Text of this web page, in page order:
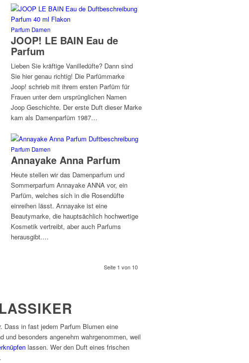
Parfum Damen
JOOP! LE BAIN Eau de
Parfum
Lieben Sie kräftige Vanilledüfte? Dann sind
Sie hier genau richtig! Die Parfümmarke
Joop! schrieb mit ihrem ersten Parfüm für
Frauen unter dem ursprünglichen Namen
Joop Geschichte. Der erste Duft dieser Marke
kam als Damenparfüm 1987…
Parfum Damen
Annayake Anna Parfum
Heute stellen wir das Damenparfum und
Sommerparfum Annayake ANNA vor, ein
Parfüm, welches sich in die Rosendüfte
einreihen lässt. Annayake ist eine
Beautymarke, die hauptsächlich hochwertige
Kosmetik vertreibt, aber auch Parfums
herausgibt.…
Seite 1 von 10
Dass in fast jedem Parfum Blumen eine
und besonders angenehm wahrgenommen, weil
lassen. Wer den Duft eines frischen